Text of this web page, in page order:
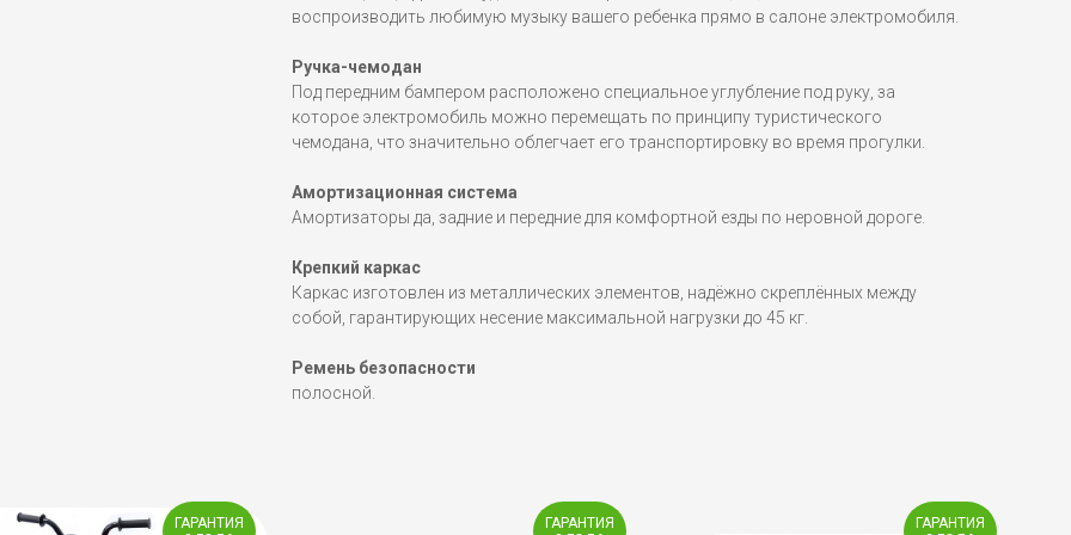
воспроизводить любимую музыку вашего ребенка прямо в салоне электромобиля.
Ручка-чемодан
Под передним бампером расположено специальное углубление под руку, за
которое электромобиль можно перемещать по принципу туристического
чемодана, что значительно облегчает его транспортировку во время прогулки.
Амортизационная система
Амортизаторы да, задние и передние для комфортной езды по неровной дороге.
Крепкий каркас
Каркас изготовлен из металлических элементов, надёжно скреплённых между
собой, гарантирующих несение максимальной нагрузки до 45 кг.
Ремень безопасности
полосной.
ГАРАНТИЯ
ГАРАНТИЯ
ГАРАНТИЯ